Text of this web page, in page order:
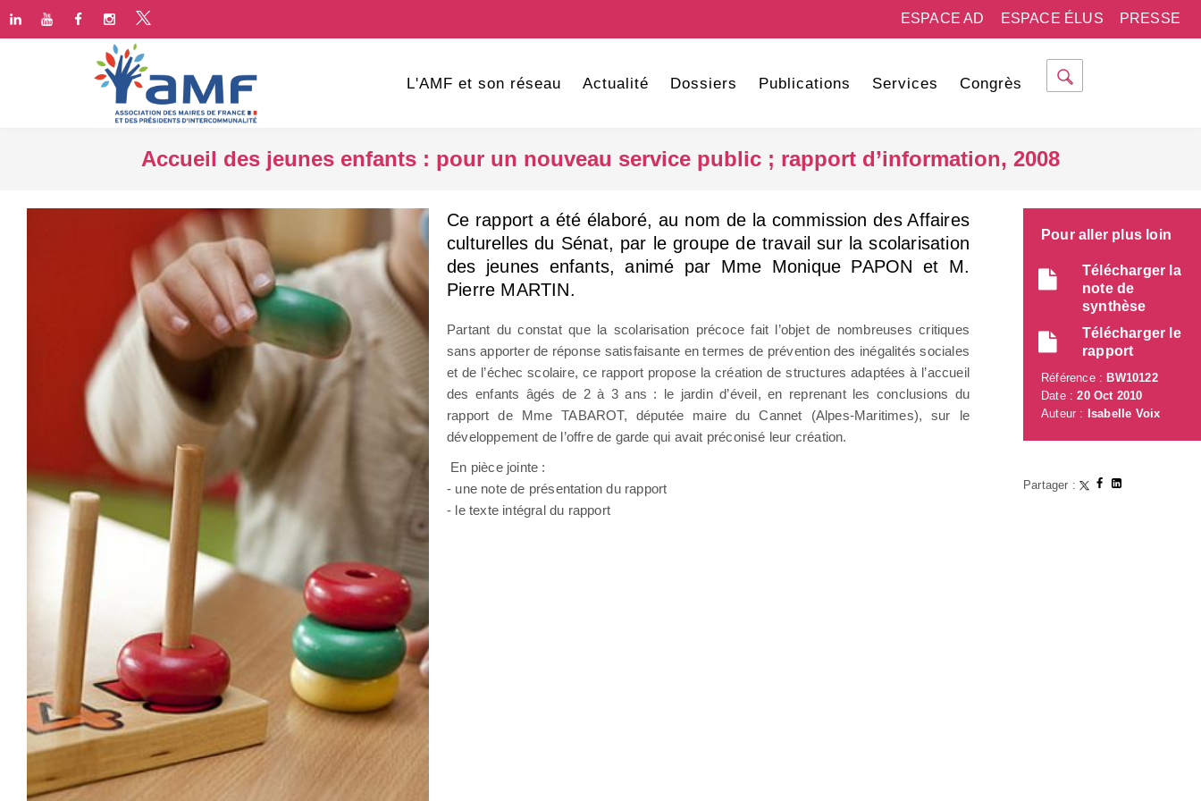
PRESSE
ESPACE ÉLUS
ESPACE AD
L'AMF et son réseau Actualité Dossiers Publications Services Congrès
Accueil des jeunes enfants : pour un nouveau service public ; rapport d’information, 2008
Ce rapport a été élaboré, au nom de la commission des Affaires
culturelles du Sénat, par le groupe de travail sur la scolarisation
des jeunes enfants, animé par Mme Monique PAPON et M.
Pierre MARTIN.
Partant du constat que la scolarisation précoce fait l’objet de nombreuses critiques
sans apporter de réponse satisfaisante en termes de prévention des inégalités sociales
et de l’échec scolaire, ce rapport propose la création de structures adaptées à l’accueil
des enfants âgés de 2 à 3 ans : le jardin d’éveil, en reprenant les conclusions du
rapport de Mme TABAROT, députée maire du Cannet (Alpes-Maritimes), sur le
développement de l’offre de garde qui avait préconisé leur création.
En pièce jointe :
- une note de présentation du rapport
- le texte intégral du rapport
Pour aller plus loin
Télécharger la
note de
synthèse
Télécharger le
rapport
Référence : BW10122
Date :20 Oct 2010
Auteur :
Isabelle Voix
Partager :